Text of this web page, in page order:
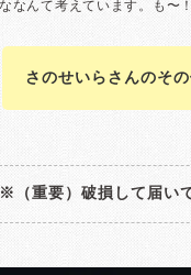
さのせいらさんのそ
※（重要）破損して届い